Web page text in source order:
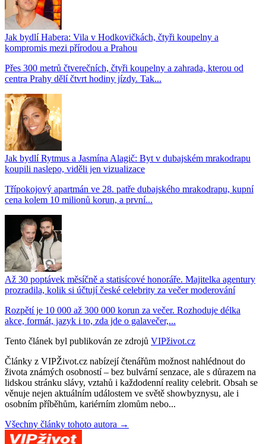
Jak bydlí Habera: Vila v Hodkovičkách, čtyři koupelny a
kompromis mezi přírodou a Prahou
Přes 300 metrů čtverečních, čtyři koupelny a zahrada, kterou od
centra Prahy dělí čtvrt hodiny jízdy. Tak...
Jak bydlí Rytmus a Jasmína Alagič: Byt v dubajském mrakodrapu
koupili naslepo, viděli jen vizualizace
Třípokojový apartmán ve 28. patře dubajského mrakodrapu, kupní
cena kolem 10 milionů korun, a první...
Až 30 poptávek měsíčně a statisícové honoráře. Majitelka agentury
prozradila, kolik si účtují české celebrity za večer moderování
Rozpětí je 10 000 až 300 000 korun za večer. Rozhoduje délka
akce, formát, jazyk i to, zda jde o galavečer,...
Tento článek byl publikován ze zdrojů VIPživot.cz
Články z VIPŽivot.cz nabízejí čtenářům možnost nahlédnout do
života známých osobností – bez bulvární senzace, ale s důrazem na
lidskou stránku slávy, vztahů i každodenní reality celebrit. Obsah se
věnuje nejen aktuálním událostem ve světě showbyznysu, ale i
osobním příběhům, kariérním zlomům nebo...
Všechny články tohoto autora →